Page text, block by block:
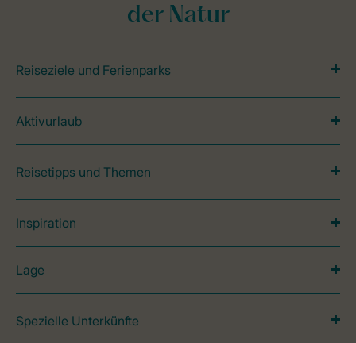
der Natur
Reiseziele und Ferienparks
Aktivurlaub
Reisetipps und Themen
Inspiration
Lage
Spezielle Unterkünfte